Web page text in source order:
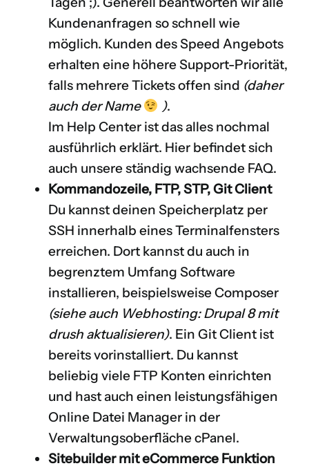
Kundenanfragen so schnell wie
möglich. Kunden des Speed Angebots
erhalten eine höhere Support-Priorität,
falls mehrere Tickets offen sind (daher
auch der Name
).
Im Help Center ist das alles nochmal
ausführlich erklärt. Hier befindet sich
auch unsere ständig wachsende FAQ.
Kommandozeile, FTP, STP, Git Client
Du kannst deinen Speicherplatz per
SSH innerhalb eines Terminalfensters
erreichen. Dort kannst du auch in
begrenztem Umfang Software
installieren, beispielsweise Composer
(siehe auch Webhosting: Drupal 8 mit
drush aktualisieren). Ein Git Client ist
bereits vorinstalliert. Du kannst
beliebig viele FTP Konten einrichten
und hast auch einen leistungsfähigen
Online Datei Manager in der
Verwaltungsoberfläche cPanel.
Sitebuilder mit eCommerce Funktion